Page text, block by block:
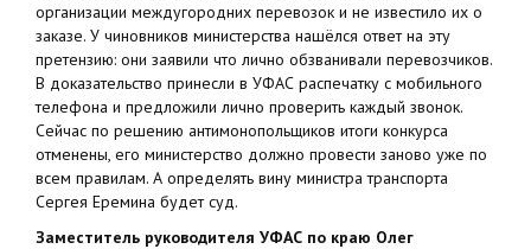
организации междугородних перевозок и не известило их о
заказе. У чиновников министерства нашёлся ответ на эту
претензию: они заявили что лично обзванивали перевозчиков.
В доказательство принесли в УФАС распечатку с мобильного
телефона и предложили лично проверить каждый звонок.
Сейчас по решению антимонопольщиков итоги конкурса
отменены, его министерство должно провести заново уже по
всем правилам. А определять вину министра транспорта
Сергея Еремина будет суд.
Заместитель руководителя УФАС по краю Олег